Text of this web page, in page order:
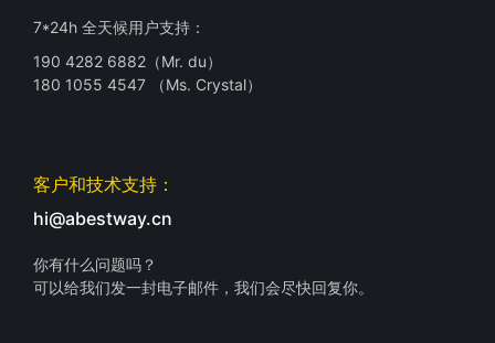
7*24h 全天候用户支持：
190 4282 6882（Mr. du）
180 1055 4547 （Ms. Crystal）
客户和技术支持：
hi@abestway.cn
你有什么问题吗？
可以给我们发一封电子邮件，我们会尽快回复你。